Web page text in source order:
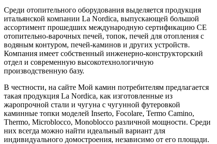
Среди отопительного оборудования выделяется продукция
итальянской компании La Nordica, выпускающей большой
ассортимент прошедших международную сертификацию СЕ
отопительно-варочных печей, топок, печей для отопления с
водяным контуром, печей-каминов и других устройств.
Компания имеет собственный инженерно-конструкторский
отдел и современную высокотехнологичную
производственную базу.
В честности, на сайте Мой камин потребителям предлагается
такая продукция La Nordica, как изготовленные из
жаропрочной стали и чугуна с чугунной футеровкой
каминные топки моделей Inserto, Focolare, Termo Camino,
Thermo, Microblocco, Monoblocco различной мощности. Среди
них всегда можно найти идеальный вариант для
индивидуального домостроения, независимо от его площади.